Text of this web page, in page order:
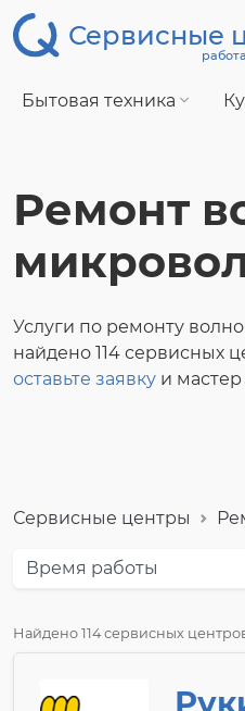
Сервисные
Бытовая техника
Ремонт
Услуги по ремонту
найдено 114 сервисных
оставьте заявку и
Сервисные центры
Время работы
Найдено 114 сервисных